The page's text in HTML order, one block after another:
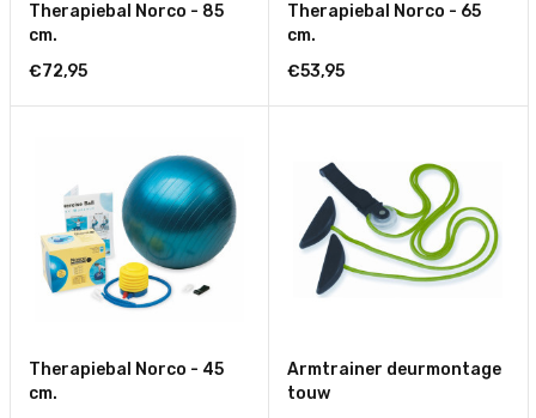
Therapiebal Norco - 85
cm.
€72,95
Therapiebal Norco - 65
cm.
€53,95
Therapiebal Norco - 45
cm.
Armtrainer deurmontage
touw